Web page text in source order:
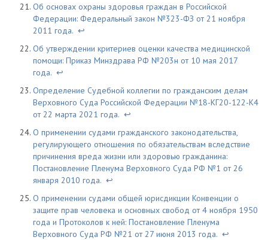
Об основах охраны здоровья граждан в Российской
Федерации: Федеральный закон №323-ФЗ от 21 ноября
2011 года. ↩
Об утверждении критериев оценки качества медицинской
помощи: Приказ Минздрава РФ №203н от 10 мая 2017
года. ↩
Определение Судебной коллегии по гражданским делам
Верховного Суда Российской Федерации №18-КГ20-122-К4
от 22 марта 2021 года. ↩
О применении судами гражданского законодательства,
регулирующего отношения по обязательствам вследствие
причинения вреда жизни или здоровью гражданина:
Постановление Пленума Верховного Суда РФ №1 от 26
января 2010 года. ↩
О применении судами общей юрисдикции Конвенции о
защите прав человека и основных свобод от 4 ноября 1950
года и Протоколов к ней: Постановление Пленума
Верховного Суда РФ №21 от 27 июня 2013 года. ↩